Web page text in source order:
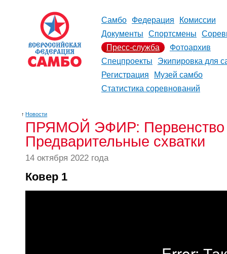
Самбо Федерация
Комиссии
Документы
Спортсмены
Пресс-служба
Фотоархив
Спецпроекты
Экипировка для
Регистрация
Музей самбо
Статистика соревнований
↑ Новости
ПРЯМОЙ ЭФИР: Первенство
Предварительные схватки
14 октября 2022 года
Ковер 1